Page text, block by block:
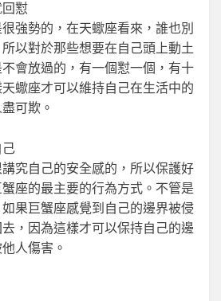
懟
勢的，在天蠍座看來，誰也別
以對於那些想要在自己頭上動土
會放過的，有一個懟一個，有十
蠍座才可以維持自己在生活中的
可欺。
自己的安全感的，所以保護好
座的最主要的行為方式。不管是
果巨蟹座感覺到自己的邊界被侵
，因為這樣才可以保持自己的邊
人傷害。